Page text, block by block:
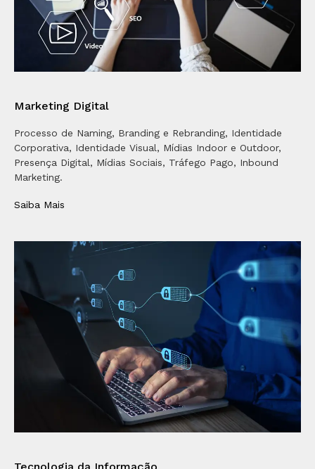
Marketing Digital
Processo de Naming, Branding e Rebranding, Identidade
Corporativa, Identidade Visual, Mídias Indoor e Outdoor,
Presença Digital, Mídias Sociais, Tráfego Pago, Inbound
Marketing.
Saiba Mais
Tecnologia da Informação